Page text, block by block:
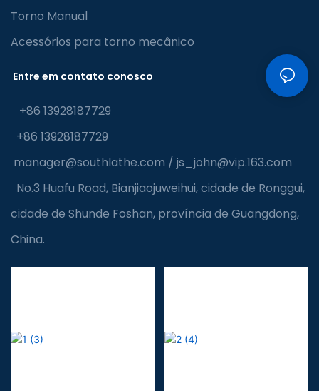
Torno Manual
Acessórios para torno mecânico
Entre em contato conosco
+86 13928187729
+86 13928187729
manager@southlathe.com / js_john@vip.163.com
No.3 Huafu Road, Bianjiaojuweihui, cidade de Ronggui,
cidade de Shunde Foshan, província de Guangdong,
China.